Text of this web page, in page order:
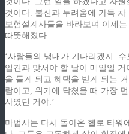
것이다. 불신과 두려움에 가득
보험설계사들을 바라보며 이제
따뜻해졌다.
‘사람들의 냉대가 기다리겠지.
입견과 맞서야 할 날이 매일일
을 들게 되고 혜택을 받게 되는
람이고, 위기에 닥쳤을 때 가장
사였던 거야.’
마법사는 다시 돌아온 헬로 타워